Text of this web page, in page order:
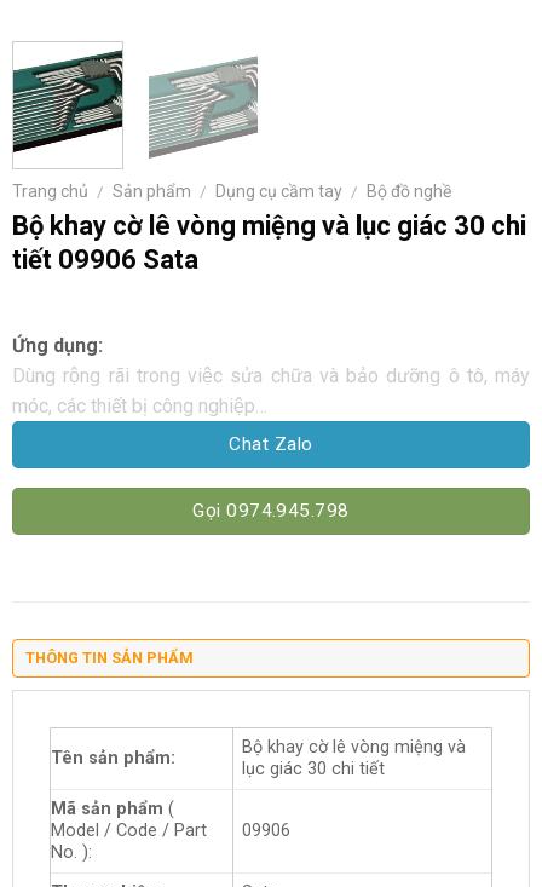
Trang chủ / Sản phẩm / Dụng cụ cầm tay / Bộ đồ nghề
Bộ khay cờ lê vòng miệng và lục giác 30 chi
tiết 09906 Sata
Ứng dụng:
Dùng rộng rãi trong việc sửa chữa và bảo dưỡng ô tô, máy
móc, các thiết bị công nghiệp…
Chat Zalo
Gọi 0974.945.798
THÔNG TIN SẢN PHẨM
Tên sản phẩm:
Bộ khay cờ lê vòng miệng và
lục giác 30 chi tiết
Mã sản phẩm (
Model / Code / Part
No. ):
09906